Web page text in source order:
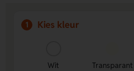
Schaalverdeling in centimeters
meetmogelijkheden.
1 Kies kleur
Wit Transparant